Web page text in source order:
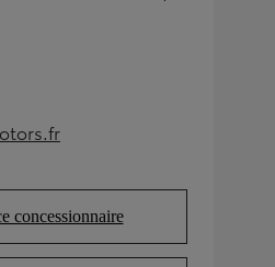
new tab)
concessionnaire
in new tab)